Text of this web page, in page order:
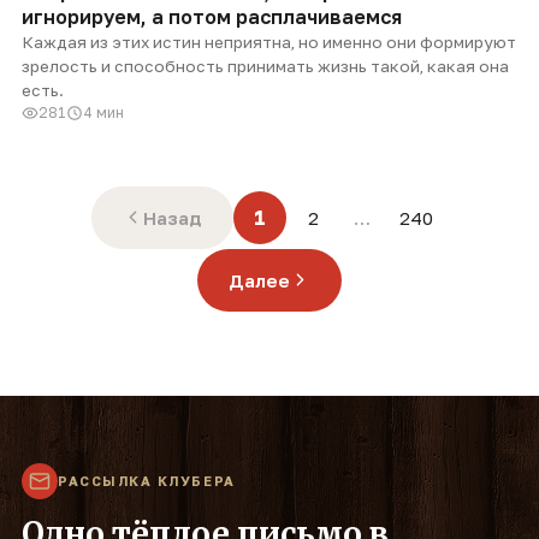
игнорируем, а потом расплачиваемся
Каждая из этих истин неприятна, но именно они формируют
зрелость и способность принимать жизнь такой, какая она
есть.
281 4 мин
Назад 1 2 … 240
Далее
РАССЫЛКА КЛУБЕРА